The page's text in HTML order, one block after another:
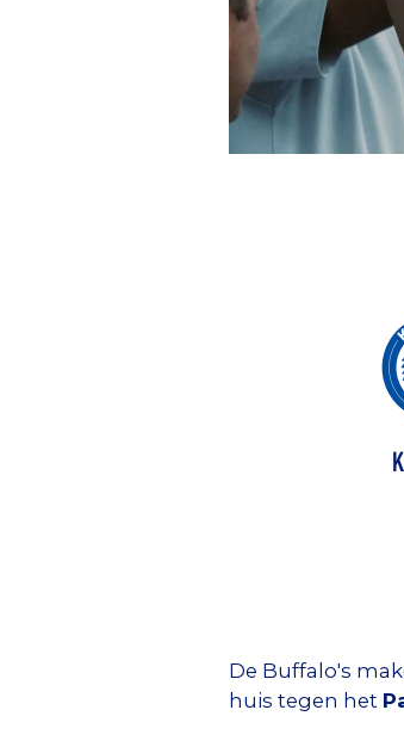
De Buffalo's
huis tegen het